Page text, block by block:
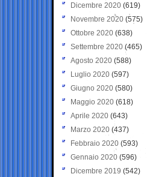
Dicembre 2020 (619)
Novembre 2020 (575)
Ottobre 2020 (638)
Settembre 2020(465)
Agosto 2020 (588)
Luglio 2020 (597)
Giugno 2020 (580)
Maggio 2020 (618)
Aprile 2020 (643)
Marzo 2020 (437)
Febbraio 2020 (593)
Gennaio 2020 (596)
Dicembre 2019 (542)